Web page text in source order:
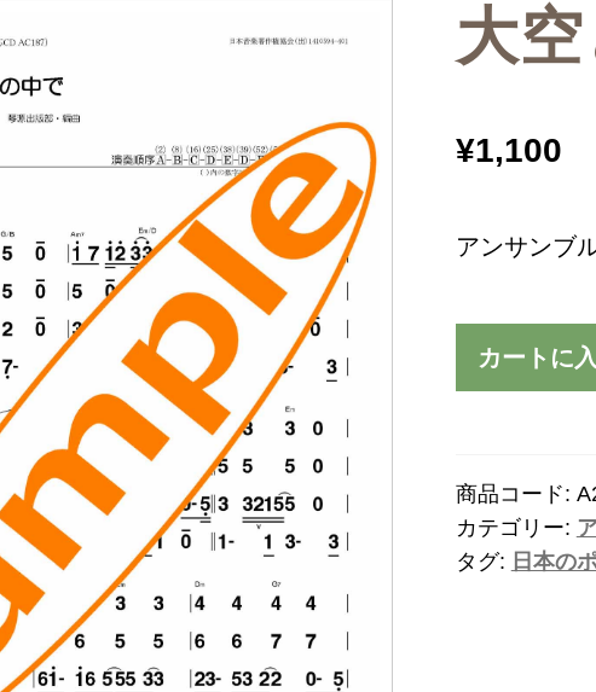
大
¥1,100
アンサンブ
カートに
商品コード:
カテゴリー:
タグ: 日本の